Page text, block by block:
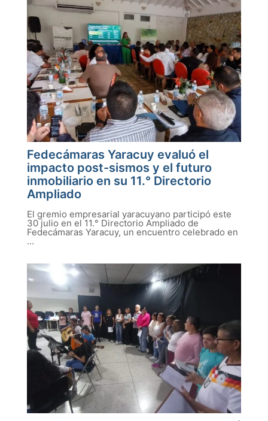
Fedecámaras Yaracuy evaluó el
impacto post-sismos y el futuro
inmobiliario en su 11.° Directorio
Ampliado
El gremio empresarial yaracuyano participó este
30 julio en el 11.° Directorio Ampliado de
Fedecámaras Yaracuy, un encuentro celebrado en
...